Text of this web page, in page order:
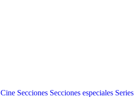
Cine Secciones Secciones especiales Series